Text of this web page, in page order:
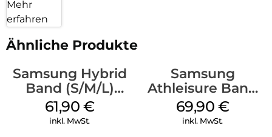
Mehr
erfahren
Ähnliche Produkte
Samsung Hybrid
Band (S/M/L)
Galaxy
Watch8/Watch8
61,90 €
inkl. MwSt.
Samsung
Athleisure Band
(M/L) Galaxy
Watch8/Watch8
69,90 €
inkl. MwSt.